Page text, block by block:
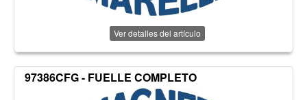
Ver detalles del artículo
97386CFG - FUELLE COMPLETO